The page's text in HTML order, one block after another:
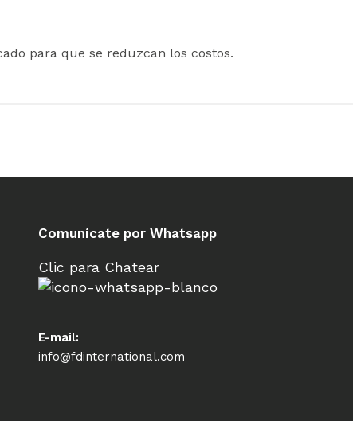
para que se reduzcan los costos.
Comunícate por Whatsapp
Clic para Chatear
E-mail:
info@fdinternational.com